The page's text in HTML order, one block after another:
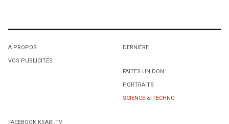
A PROPOS
VOS PUBLICITÉS
DERNIÈRE
FAITES UN DON
PORTRAITS
SCIENCE & TECHNO
FACEBOOK KSARI.TV